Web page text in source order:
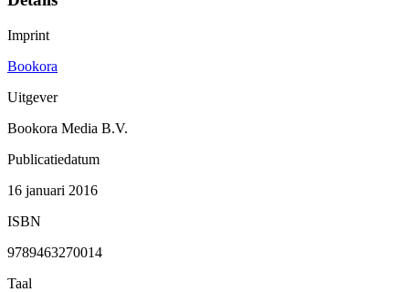
Imprint
Bookora
Uitgever
Bookora Media B.V.
Publicatiedatum
16 januari 2016
ISBN
9789463270014
Taal